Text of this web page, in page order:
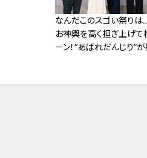
なんだこのスゴい祭り
お神輿を高く担ぎ上げて
ーン！“あばれだんじり”